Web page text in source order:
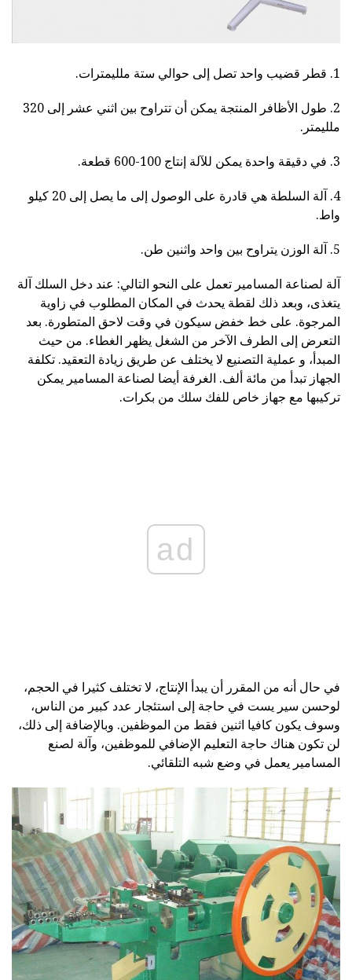
1. قطر قضيب واحد تصل إلى حوالي ستة ملليمترات.
2. طول الأظافر المنتجة يمكن أن تتراوح بين اثني عشر إلى 320
ملليمتر.
3. في دقيقة واحدة يمكن للآلة إنتاج 100-600 قطعة.
4. آلة السلطة هي قادرة على الوصول إلى ما يصل إلى 20 كيلو
واط.
5. آلة الوزن يتراوح بين واحد واثنين طن.
آلة لصناعة المسامير تعمل على النحو التالي: عند دخل السلك آلة
يتغذى، وبعد ذلك لقطة يحدث في المكان المطلوب في زاوية
المرجوة. على خط خفض سيكون في وقت لاحق المتطورة. بعد
التعرض إلى الطرف الآخر من الشغل يظهر الغطاء. من حيث
المبدأ، و عملية التصنيع لا يختلف عن طريق زيادة التعقيد. تكلفة
الجهاز تبدأ من مائة ألف. الغرفة أيضا لصناعة المسامير يمكن
تركيبها مع جهاز خاص للفك سلك من بكرات.
ad
في حال أنه من المقرر أن يبدأ الإنتاج، لا تختلف كثيرا في الحجم،
لوحسن سير يست في حاجة إلى استئجار عدد كبير من الناس،
وسوف يكون كافيا اثنين فقط من الموظفين. وبالإضافة إلى ذلك،
لن تكون هناك حاجة التعليم الإضافي للموظفين، وآلة لصنع
المسامير يعمل في وضع شبه التلقائي.